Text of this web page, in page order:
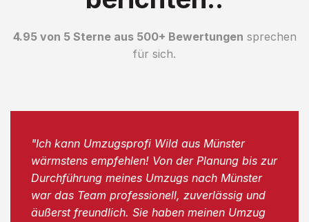
4.95 von 5 Sterne aus 500+ Bewertungen sprechen
für sich.
"Ich kann Umzugsprofi Wild aus Münster
wärmstens empfehlen! Von der Planung bis zur
Durchführung meines Umzugs nach Münster
war das Team professionell, zuverlässig und
äußerst freundlich. Sie haben meinen Umzug